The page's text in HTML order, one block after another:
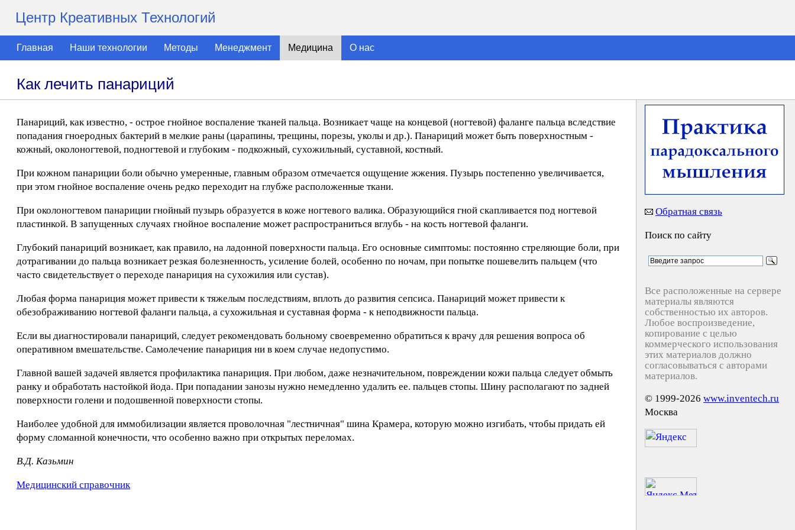
Центр Креативных Технологий
Главная Наши технологии Методы Менеджмент Медицина О нас
Как лечить панариций
Панариций, как известно, - острое гнойное воспаление тканей пальца. Возникает чаще на концевой (ногтевой) фаланге пальца вследствие
попадания гноеродных бактерий в мелкие раны (царапины, трещины, порезы, уколы и др.). Панариций может быть поверхностным -
кожный, околоногтевой, подногтевой и глубоким - подкожный, сухожильный, суставной, костный.
При кожном панариции боли обычно умеренные, главным образом отмечается ощущение жжения. Пузырь постепенно увеличивается,
при этом гнойное воспаление очень редко переходит на глубже расположенные ткани.
При околоногтевом панариции гнойный пузырь образуется в коже ногтевого валика. Образующийся гной скапливается под ногтевой
пластинкой. В запущенных случаях гнойное воспаление может распространиться вглубь - на кость ногтевой фаланги.
Глубокий панариций возникает, как правило, на ладонной поверхности пальца. Его основные симптомы: постоянно стреляющие боли, при
дотрагивании до пальца возникает резкая болезненность, усиление болей, особенно по ночам, при попытке пошевелить пальцем (что
часто свидетельствует о переходе панариция на сухожилия или сустав).
Любая форма панариция может привести к тяжелым последствиям, вплоть до развития сепсиса. Панариций может привести к
обезображиванию ногтевой фаланги пальца, а сухожильная и суставная форма - к неподвижности пальца.
Если вы диагностировали панариций, следует рекомендовать больному своевременно обратиться к врачу для решения вопроса об
оперативном вмешательстве. Самолечение панариция ни в коем случае недопустимо.
Главной вашей задачей является профилактика панариция. При любом, даже незначительном, повреждении кожи пальца следует обмыть
ранку и обработать настойкой йода. При попадании занозы нужно немедленно удалить ее. пальцев стопы. Шину располагают по задней
поверхности голени и подошвенной поверхности стопы.
Наиболее удобной для иммобилизации является проволочная "лестничная" шина Крамера, которую можно изгибать, чтобы придать ей
форму сломанной конечности, что особенно важно при открытых переломах.
B.Д. Kaзьмин
Медицинский справочник
Обратная связь
Поиск по сайту
Все расположенные на сервере
материалы являются
собственностью их авторов.
Любое воспроизведение,
копирование с целью
коммерческого использования
этих материалов должно
согласовываться с авторами
материалов.
© 1999-2026 www.inventech.ru
Москва